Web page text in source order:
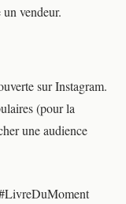
vendeur.
sur Instagram.
(pour la
une audience